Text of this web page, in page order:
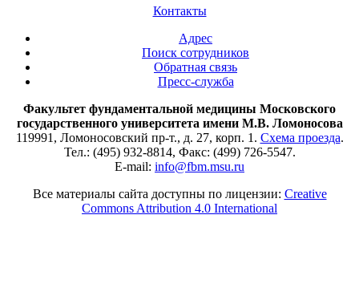
Контакты
Адрес
Поиск сотрудников
Обратная связь
Пресс-служба
Факультет фундаментальной медицины Московского
государственного университета имени М.В. Ломоносова
119991, Ломоносовский пр-т., д. 27, корп. 1. Схема проезда.
Тел.: (495) 932-8814, Факс: (499) 726-5547.
E-mail: info@fbm.msu.ru
Все материалы сайта доступны по лицензии: Creative
Commons Attribution 4.0 International